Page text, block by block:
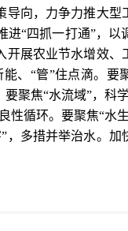
向，力争力推大
“四抓一打通”，
展农业节水增效
、“管”住点滴。要
聚焦“水流域”，科
循环。要聚焦“水
多措并举治水。加